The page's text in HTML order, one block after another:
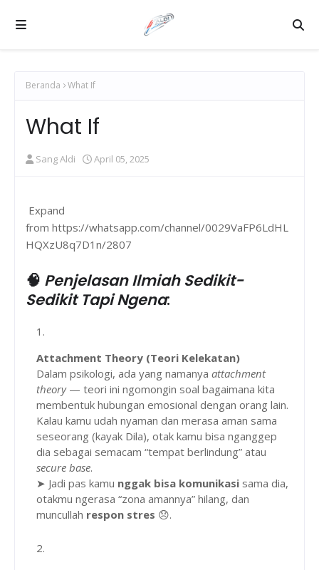
Beranda What If
What If
Sang Aldi April 05, 2025
Expand
from https://whatsapp.com/channel/0029VaFP6LdHL
HQXzU8q7D1n/2807
🧠 Penjelasan Ilmiah Sedikit-
Sedikit Tapi Ngena:
Attachment Theory (Teori Kelekatan)
Dalam psikologi, ada yang namanya attachment
theory— teori ini ngomongin soal bagaimana kita
membentuk hubungan emosional dengan orang lain.
Kalau kamu udah nyaman dan merasa aman sama
seseorang (kayak Dila), otak kamu bisa nganggep
dia sebagai semacam “tempat berlindung” atau
secure base.
➤ Jadi pas kamu nggak bisa komunikasi sama dia,
otakmu ngerasa “zona amannya” hilang, dan
muncullah respon stres 😞.